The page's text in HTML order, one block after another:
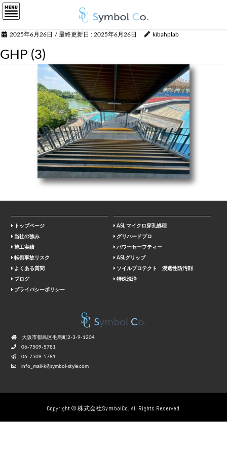
2025年6月26日 / 最終更新日 : 2025年6月26日 kibahplab
GHP (3)
トップページ
当社の強み
施工実績
転倒事故リスク
よくある質問
ブログ
プライバシーポリシー
ASL マイクロ穿孔処理
グリハードプロ
パワーセーフティー
ASLグリップ
ソイルプロテクト 浸透性防汚剤
特殊洗浄
⼤阪市都島区⽑⾺町2-3-9-1204
06-7509-5781
06-7509-5781
info_mail-k@symbol-style.com
Copyright © 株式会社SyｍbolCo. All Rights Reserved.